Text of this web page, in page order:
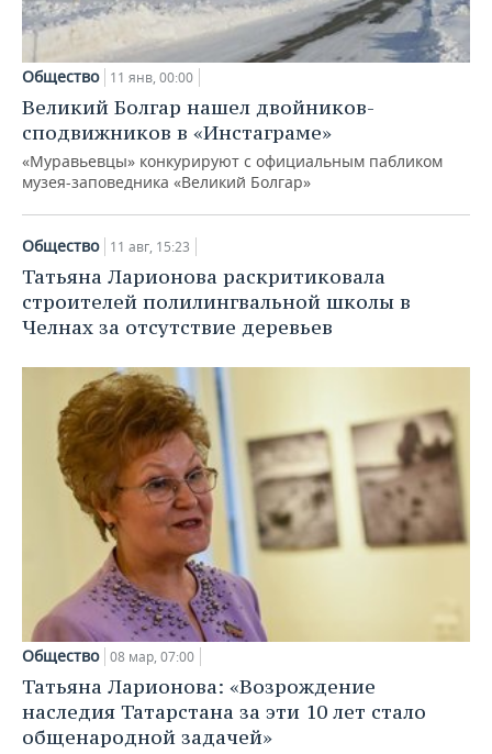
Общество 11 янв, 00:00
Великий Болгар нашел двойников-
сподвижников в «Инстаграме»
«Муравьевцы» конкурируют с официальным пабликом
музея-заповедника «Великий Болгар»
Общество 11 авг, 15:23
Татьяна Ларионова раскритиковала
строителей полилингвальной школы в
Челнах за отсутствие деревьев
Общество 08 мар, 07:00
Татьяна Ларионова: «Возрождение
наследия Татарстана за эти 10 лет стало
общенародной задачей»